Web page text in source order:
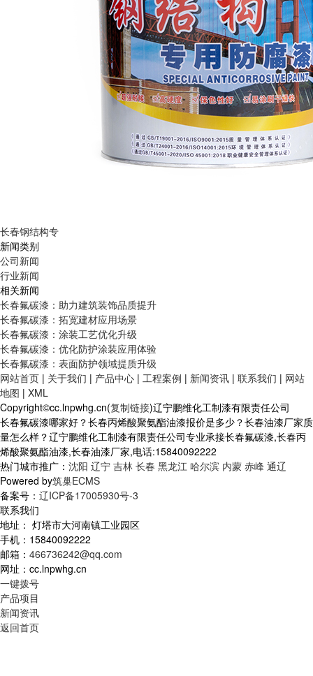
长春钢结构专
新闻类别
公司新闻
行业新闻
相关新闻
长春氟碳漆：助力建筑装饰品质提升
长春氟碳漆：拓宽建材应用场景
长春氟碳漆：涂装工艺优化升级
长春氟碳漆：优化防护涂装应用体验
长春氟碳漆：表面防护领域提质升级
网站首页 | 关于我们 | 产品中心 | 工程案例 | 新闻资讯 | 联系我们 | 网站
地图 | XML
Copyright©cc.lnpwhg.cn(复制链接)辽宁鹏维化工制漆有限责任公司
长春氟碳漆哪家好？长春丙烯酸聚氨酯油漆报价是多少？长春油漆厂家质
量怎么样？辽宁鹏维化工制漆有限责任公司专业承接长春氟碳漆,长春丙
烯酸聚氨酯油漆,长春油漆厂家,电话:15840092222
热门城市推广： 沈阳 辽宁 吉林 长春 黑龙江 哈尔滨 内蒙 赤峰 通辽
Powered by筑巢ECMS
备案号： 辽ICP备17005930号-3
联系我们
地址： 灯塔市大河南镇工业园区
手机：15840092222
邮箱： 466736242@qq.com
网址：cc.lnpwhg.cn
一键拨号
产品项目
新闻资讯
返回首页